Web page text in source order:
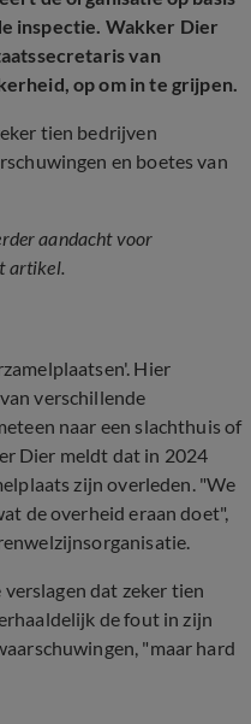
inspectie. Wakker Dier
van
op om in te grijpen.
tien bedrijven
en boetes van
aandacht voor
artikel.
Hier
verschillende
naar een slachthuis of
Dier meldt dat in 2024
zijn overleden. "We
de overheid eraan doet",
dat zeker tien
de fout in zijn
"maar hard